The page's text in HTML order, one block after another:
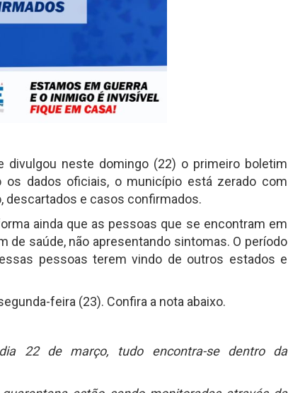
divulgou neste domingo (22) o primeiro boletim
os dados oficiais, o município está zerado com
descartados e casos confirmados.
ainda que as pessoas que se encontram em
de saúde, não apresentando sintomas. O período
pessoas terem vindo de outros estados e
feira (23). Confira a nota abaixo.
22 de março, tudo encontra-se dentro da